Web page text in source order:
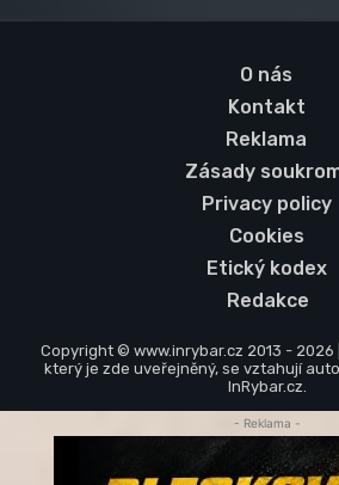
O nás
Kontakt
Reklama
Zásady
Privacy policy
Cookies
Etický kodex
Redakce
Copyright © www.inrybar.cz 2013 - 2026
který je zde uveřejněný, se vztahují
InRybar.cz.
- Reklama -